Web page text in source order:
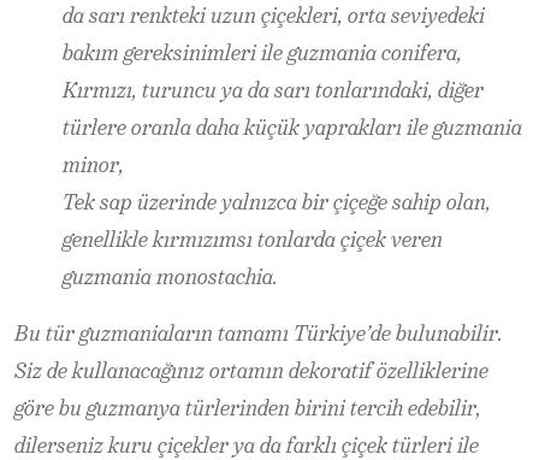
da sarı renkteki uzun çiçekleri, orta seviyedeki
bakım gereksinimleri ile guzmania conifera,
Kırmızı, turuncu ya da sarı tonlarındaki, diğer
türlere oranla daha küçük yaprakları ile guzmania
minor,
Tek sap üzerinde yalnızca bir çiçeğe sahip olan,
genellikle kırmızımsı tonlarda çiçek veren
guzmania monostachia.
Bu tür guzmaniaların tamamı Türkiye’de bulunabilir.
Siz de kullanacağınız ortamın dekoratif özelliklerine
göre bu guzmanya türlerinden birini tercih edebilir,
dilerseniz kuru çiçekler ya da farklı çiçek türleri ile